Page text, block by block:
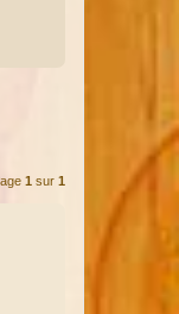
1 sur 1